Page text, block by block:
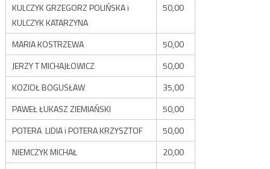
KULCZYK GRZEGORZ POLIŃSKA i
KULCZYK KATARZYNA
50,00
MARIA KOSTRZEWA
50,00
JERZY T MICHAJŁOWICZ
50,00
KOZIOŁ BOGUSŁAW
35,00
PAWEŁ ŁUKASZ ZIEMIAŃSKI
50,00
POTERA LIDIA i POTERA KRZYSZTOF
50,00
NIEMCZYK MICHAŁ
20,00